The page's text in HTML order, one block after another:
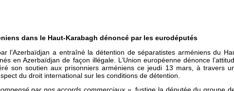
dans le Haut-Karabagh dénoncé par les eurodéputés
l’Azerbaïdjan a entraîné la détention de séparatistes arméniens du
en Azerbaïdjan de façon illégale. L’Union européenne dénonce
son soutien aux prisonniers arméniens ce jeudi 13 mars, à travers
du droit international sur les conditions de détention.